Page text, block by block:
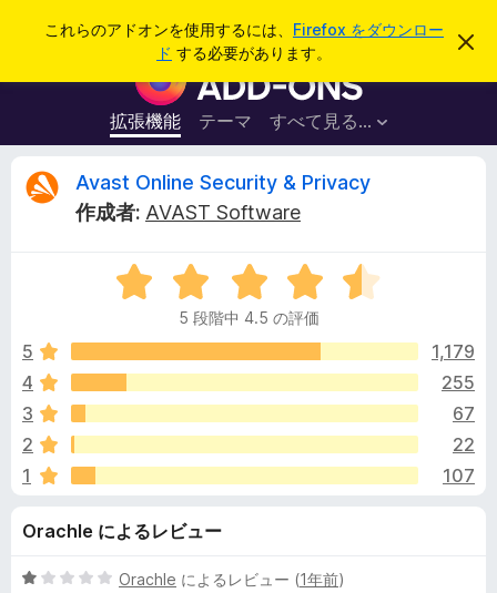
これらのアドオンを使用するには、 Firefox をダウンロー
ド する必要があります。
こ
を
F
i
r
e
x
ラ
ウ
ザ
ー
ド
オ
ン
拡張機能 テーマ すべて見る...
ログイン
A
s
t
O
n
l
Avast Online Security & Privacy
作成者: AVAST Software
5
段
中
.
の
価
5 段階中 4.5 の評価
5
1,179
4
255
3
67
2
22
1
107
Orachle によるレビュー
5
Orachle によるレビュー (1年前)